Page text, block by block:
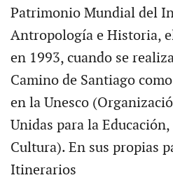
Patrimonio Mundial del
Antropología e Historia,
en 1993, cuando se
Camino de Santiago
en la Unesco
Unidas para la
Cultura). En sus propias
Itinerarios